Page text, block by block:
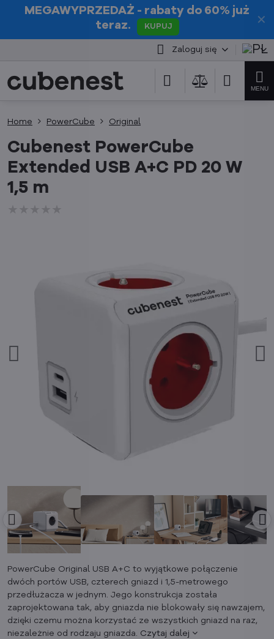
✕
MEGAWYPRZEDAŻ - rabaty do 60% już
teraz.
KUPUJ
Zaloguj się
Home PowerCube Original
Cubenest PowerCube
Extended USB A+C PD 20 W
1,5 m
PowerCube Original USB A+C to wyjątkowe połączenie
dwóch portów USB, czterech gniazd i 1,5-metrowego
przedłużacza w jednym. Jego konstrukcja została
zaprojektowana tak, aby gniazda nie blokowały się nawzajem,
dzięki czemu można korzystać ze wszystkich gniazd na raz,
niezależnie od rodzaju gniazda. Czytaj dalej